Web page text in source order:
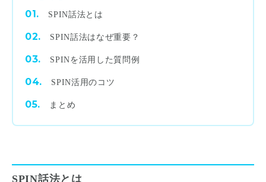
SPIN話法とは
SPIN話法はなぜ重要？
SPINを活用した質問例
SPIN活用のコツ
まとめ
SPIN話法とは